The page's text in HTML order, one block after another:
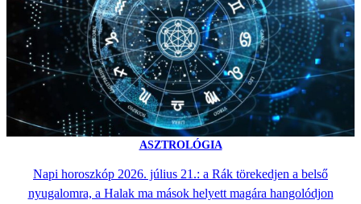
ASZTROLÓGIA
Napi horoszkóp 2026. július 21.: a Rák törekedjen a belső
nyugalomra, a Halak ma mások helyett magára hangolódjon